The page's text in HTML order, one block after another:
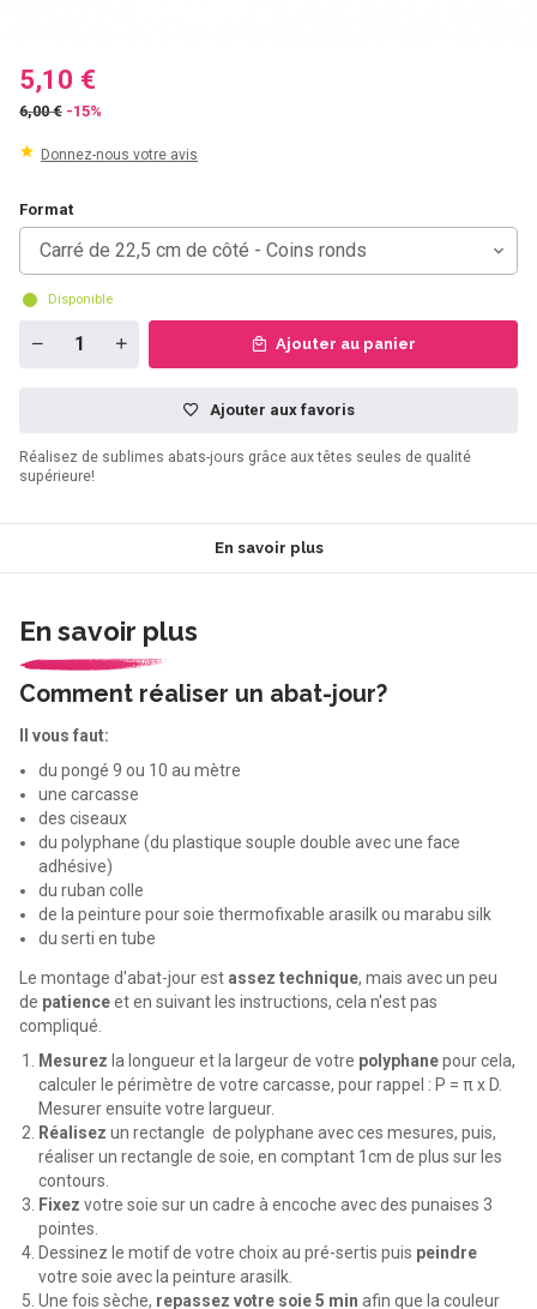
5,10 €
6,00 € -15%
Donnez-nous votre avis
Format
Carré de 22,5 cm de côté - Coins ronds
Disponible
Ajouter au panier
Ajouter aux favoris
Réalisez de sublimes abats-jours grâce aux têtes seules de qualité
supérieure!
En savoir plus
En savoir plus
Comment réaliser un abat-jour?
Il vous faut:
du pongé 9 ou 10 au mètre
une carcasse
des ciseaux
du polyphane (du plastique souple double avec une face
adhésive)
du ruban colle
de la peinture pour soie thermofixable arasilk ou marabu silk
du serti en tube
Le montage d'abat-jour est assez technique, mais avec un peu
de patienceet en suivant les instructions, cela n'est pas
compliqué.
Mesurez la longueur et la largeur de votre polyphanepour cela,
calculer le périmètre de votre carcasse, pour rappel : P = π x D.
Mesurer ensuite votre largueur.
Réalisez un rectangle de polyphane avec ces mesures, puis,
réaliser un rectangle de soie, en comptant 1cm de plus sur les
contours.
Fixez votre soie sur un cadre à encoche avec des punaises 3
pointes.
Dessinez le motif de votre choix au pré-sertis puis peindre
votre soie avec la peinture arasilk.
Une fois sèche, repassez votre soie 5 min afin que la couleur